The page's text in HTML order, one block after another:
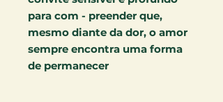
para com - preender que,
mesmo diante da dor, o amor
sempre encontra uma forma
de permanecer